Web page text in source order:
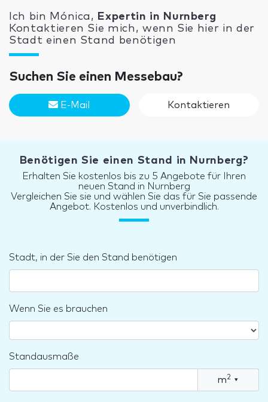
Ich bin Mónica, Expertin in Nurnberg
Kontaktieren Sie mich, wenn Sie hier in der
Stadt einen Stand benötigen
Suchen Sie einen Messebau?
E-Mail Kontaktieren
Benötigen Sie einen Stand in Nurnberg?
Erhalten Sie kostenlos bis zu 5 Angebote für Ihren
neuen Stand in Nurnberg
Vergleichen Sie sie und wählen Sie das für Sie passende
Angebot. Kostenlos und unverbindlich.
Stadt, in der Sie den Stand benötigen
Wenn Sie es brauchen
Standausmaße
m2 ▾